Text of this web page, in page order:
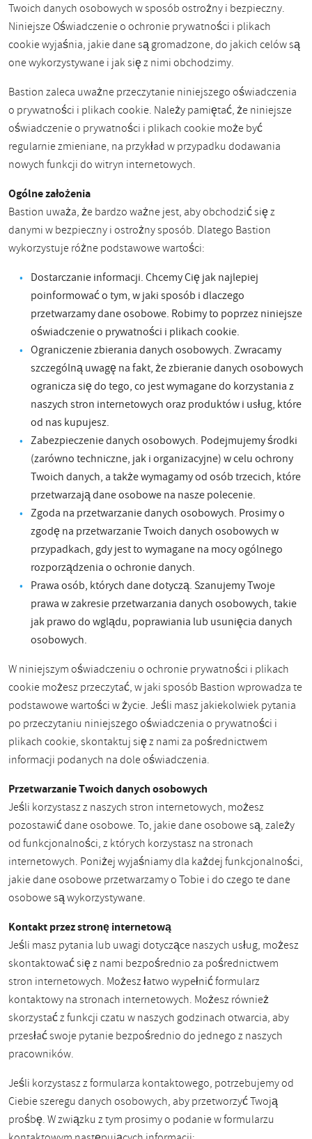
Twoich danych osobowych w sposób ostrożny i bezpieczny.
Niniejsze Oświadczenie o ochronie prywatności i plikach
cookie wyjaśnia, jakie dane są gromadzone, do jakich celów są
one wykorzystywane i jak się z nimi obchodzimy.
Bastion zaleca uważne przeczytanie niniejszego oświadczenia
o prywatności i plikach cookie. Należy pamiętać, że niniejsze
oświadczenie o prywatności i plikach cookie może być
regularnie zmieniane, na przykład w przypadku dodawania
nowych funkcji do witryn internetowych.
Ogólne założenia
Bastion uważa, że ​​bardzo ważne jest, aby obchodzić się z
danymi w bezpieczny i ostrożny sposób. Dlatego Bastion
wykorzystuje różne podstawowe wartości:
Dostarczanie informacji. Chcemy Cię jak najlepiej
poinformować o tym, w jaki sposób i dlaczego
przetwarzamy dane osobowe. Robimy to poprzez niniejsze
oświadczenie o prywatności i plikach cookie.
Ograniczenie zbierania danych osobowych. Zwracamy
szczególną uwagę na fakt, że zbieranie danych osobowych
ogranicza się do tego, co jest wymagane do korzystania z
naszych stron internetowych oraz produktów i usług, które
od nas kupujesz.
Zabezpieczenie danych osobowych. Podejmujemy środki
(zarówno techniczne, jak i organizacyjne) w celu ochrony
Twoich danych, a także wymagamy od osób trzecich, które
przetwarzają dane osobowe na nasze polecenie.
Zgoda na przetwarzanie danych osobowych. Prosimy o
zgodę na przetwarzanie Twoich danych osobowych w
przypadkach, gdy jest to wymagane na mocy ogólnego
rozporządzenia o ochronie danych.
Prawa osób, których dane dotyczą. Szanujemy Twoje
prawa w zakresie przetwarzania danych osobowych, takie
jak prawo do wglądu, poprawiania lub usunięcia danych
osobowych.
W niniejszym oświadczeniu o ochronie prywatności i plikach
cookie możesz przeczytać, w jaki sposób Bastion wprowadza te
podstawowe wartości w życie. Jeśli masz jakiekolwiek pytania
po przeczytaniu niniejszego oświadczenia o prywatności i
plikach cookie, skontaktuj się z nami za pośrednictwem
informacji podanych na dole oświadczenia.
Przetwarzanie Twoich danych osobowych
Jeśli korzystasz z naszych stron internetowych, możesz
pozostawić dane osobowe. To, jakie dane osobowe są, zależy
od funkcjonalności, z których korzystasz na stronach
internetowych. Poniżej wyjaśniamy dla każdej funkcjonalności,
jakie dane osobowe przetwarzamy o Tobie i do czego te dane
osobowe są wykorzystywane.
Kontakt przez stronę internetową
Jeśli masz pytania lub uwagi dotyczące naszych usług, możesz
skontaktować się z nami bezpośrednio za pośrednictwem
stron internetowych. Możesz łatwo wypełnić formularz
kontaktowy na stronach internetowych. Możesz również
skorzystać z funkcji czatu w naszych godzinach otwarcia, aby
przesłać swoje pytanie bezpośrednio do jednego z naszych
pracowników.
Jeśli korzystasz z formularza kontaktowego, potrzebujemy od
Ciebie szeregu danych osobowych, aby przetworzyć Twoją
prośbę. W związku z tym prosimy o podanie w formularzu